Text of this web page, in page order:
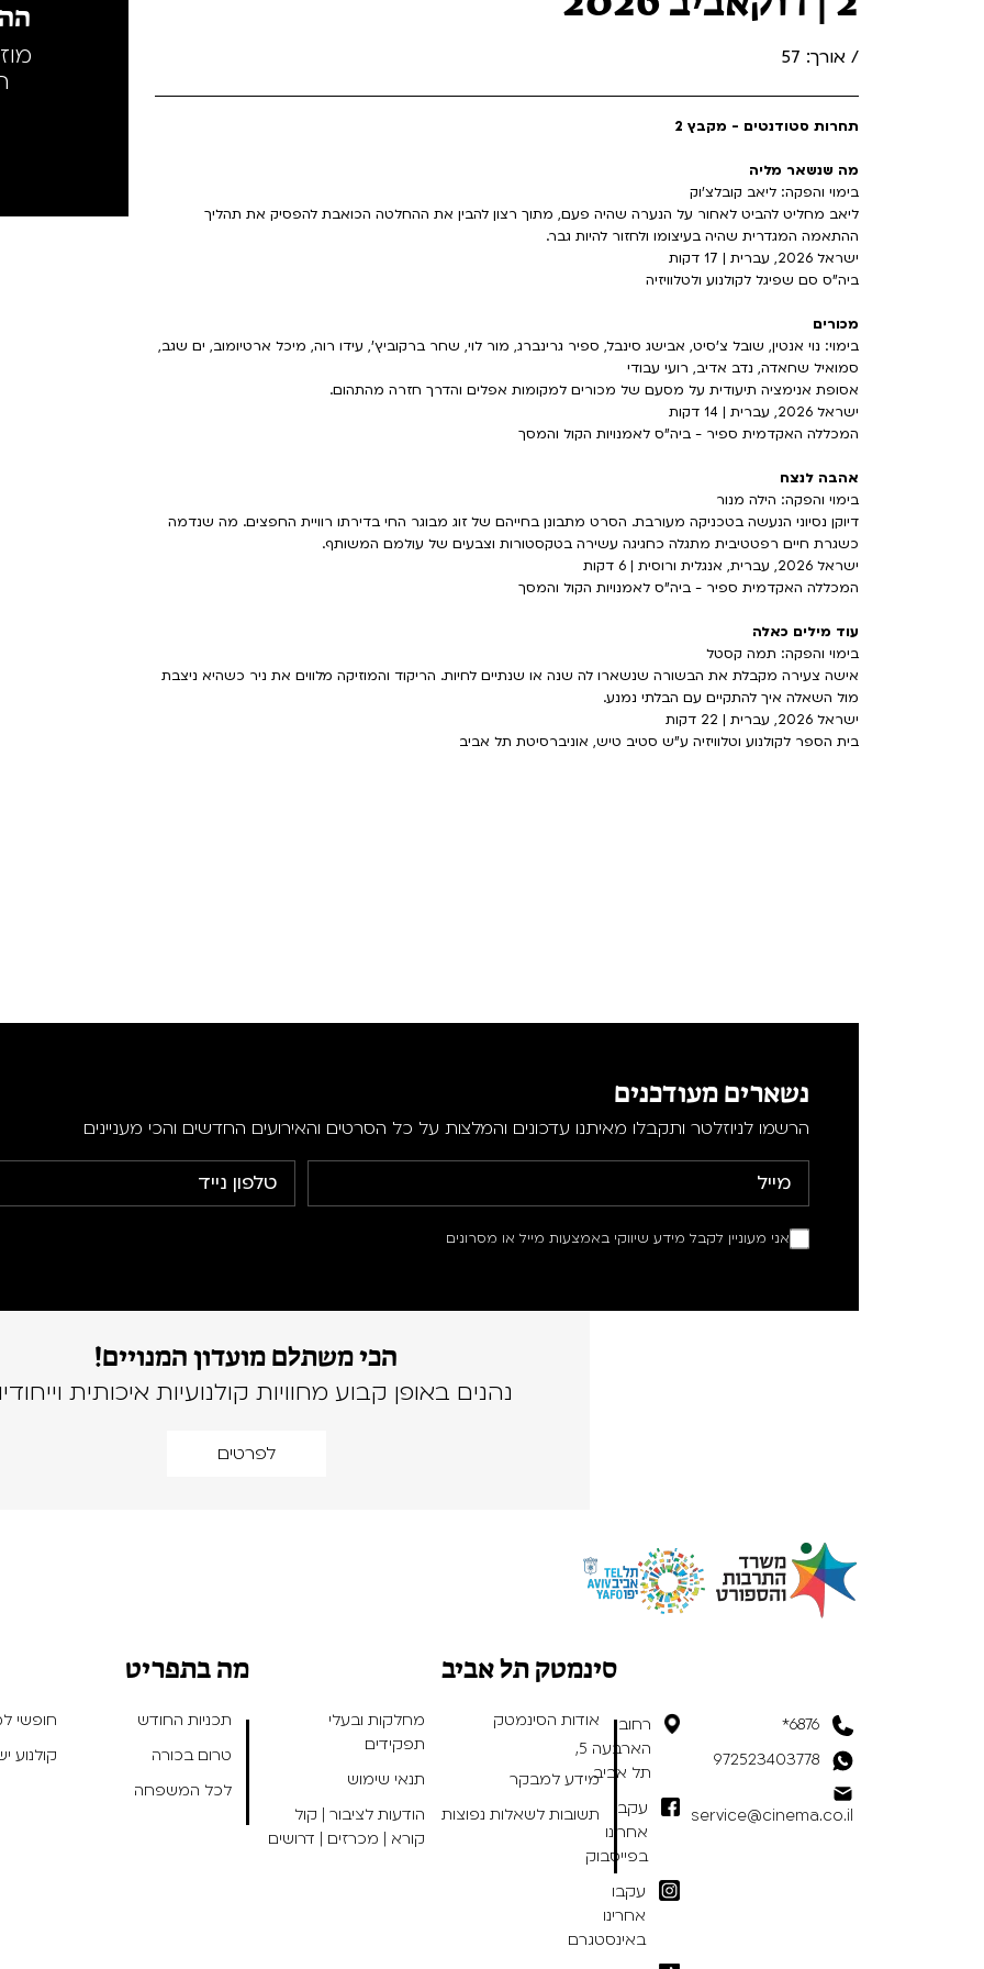
/ אורך: 57
תחרות סטודנטים - מקבץ 2
מה שנשאר מליה
בימוי והפקה: ליאב קובלצ’וק
ליאב מחליט להביט לאחור על הנערה שהיה פעם, מתוך רצון להבין את ההחלטה הכואבת להפסיק את תהליך
ההתאמה המגדרית שהיה בעיצומו ולחזור להיות גבר.
ישראל 2026, עברית | 17 דקות
ביה"ס סם שפיגל לקולנוע ולטלוויזיה
מכורים
בימוי: נוי אנטין, שובל צ'סיט, אבישג סינבל, ספיר גרינברג, מור לוי, שחר ברקוביץ', עידו רוה, מיכל ארטיומוב, ים שגב,
סמואיל שחאדה, נדב אדיב, רועי עבודי
אסופת אנימציה תיעודית על מסעם של מכורים למקומות אפלים והדרך חזרה מהתהום.
ישראל 2026, עברית | 14 דקות
המכללה האקדמית ספיר - ביה"ס לאמנויות הקול והמסך
אהבה לנצח
בימוי והפקה: הילה מנור
דיוקן נסיוני הנעשה בטכניקה מעורבת. הסרט מתבונן בחייהם של זוג מבוגר החי בדירתו רוויית החפצים. מה שנדמה
כשגרת חיים רפטטיבית מתגלה כחגיגה עשירה בטקסטורות וצבעים של עולמם המשותף.
ישראל 2026, עברית, אנגלית ורוסית | 6 דקות
המכללה האקדמית ספיר - ביה"ס לאמנויות הקול והמסך
עוד מילים כאלה
בימוי והפקה: תמה קסטל
אישה צעירה מקבלת את הבשורה שנשארו לה שנה או שנתיים לחיות. הריקוד והמוזיקה מלווים את ניר כשהיא ניצבת
מול השאלה איך להתקיים עם הבלתי נמנע.
ישראל 2026, עברית | 22 דקות
בית הספר לקולנוע וטלוויזיה ע"ש סטיב טיש, אוניברסיטת תל אביב
נשארים מעודכנים
הרשמו לניוזלטר ותקבלו מאיתנו עדכונים והמלצות על כל הסרטים והאירועים החדשים והכי מעניינים
אני מעוניין לקבל מידע שיווקי באמצעות מייל או מסרונים
הכי משתלם מועדון המנויים!
נהנים באופן קבוע מחוויות קולנועיות איכותית
לפרטים
6876*
972523403778
service@cinema.co.il
רחוב
הארבעה 5,
תל אביב
עקבו
אחרינו
בפייסבוק
עקבו
אחרינו
באינסטגרם
סינמטק תל אביב
אודות הסינמטק
מחלקות ובעלי
תפקידים
מידע למבקר
תנאי שימוש
תשובות לשאלות נפוצות
הודעות לציבור | קול
קורא | מכרזים | דרושים
מה בתפריט
תכניות החודש
חופשי
טרום בכורה
קולנוע
לכל המשפחה